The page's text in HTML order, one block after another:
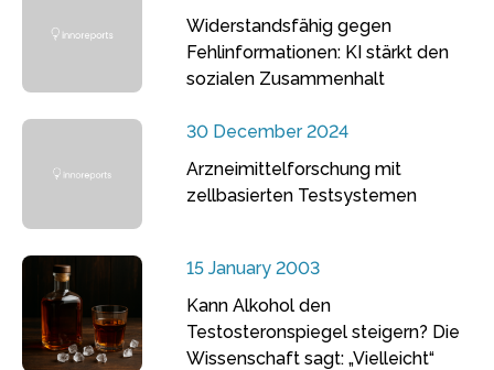
Widerstandsfähig gegen
Fehlinformationen: KI stärkt den
sozialen Zusammenhalt
30 December 2024
Arzneimittelforschung mit
zellbasierten Testsystemen
15 January 2003
Kann Alkohol den
Testosteronspiegel steigern? Die
Wissenschaft sagt: „Vielleicht“